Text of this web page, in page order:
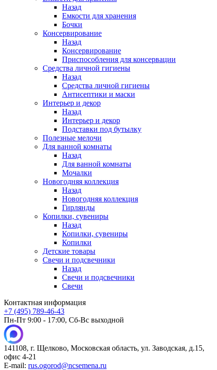
Назад
Емкости для хранения
Бочки
Консервирование
Назад
Консервирование
Приспособления для консервации
Средства личной гигиены
Назад
Средства личной гигиены
Антисептики и маски
Интерьер и декор
Назад
Интерьер и декор
Подставки под бутылку
Полезные мелочи
Для ванной комнаты
Назад
Для ванной комнаты
Мочалки
Новогодняя коллекция
Назад
Новогодняя коллекция
Гирлянды
Копилки, сувениры
Назад
Копилки, сувениры
Копилки
Детские товары
Свечи и подсвечники
Назад
Свечи и подсвечники
Свечи
Контактная информация
+7 (495) 789-46-43
Пн-Пт 9:00 - 17:00, Сб-Вс выходной
141108, г. Щелково, Московская область, ул. Заводская, д.15,
офис 4-21
E-mail: rus.ogorod@ncsemena.ru